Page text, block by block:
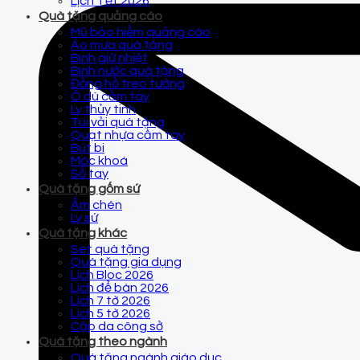
Quà tặng quảng cáo
Mũ bảo hiểm quảng cáo
Áo mưa quà tặng
Bình giữ nhiệt
Bình nước quà tặng
Đồng hồ treo tường
Ô dù cầm tay
Ly thủy tinh
Túi vải quà tặng
Quạt nhựa cầm tay
Bút bi
Móc khoá
Sổ tay
Quà tặng gốm sứ
Ấm chén
Ly sứ
Quà tặng khác
Set quà tặng
Quà tặng gia dụng
Lịch Bloc 2026
Lịch để bàn 2026
Lịch 7 tờ 2026
Lịch 5 tờ 2026
Cặp da công sở
Quà tặng theo ngành